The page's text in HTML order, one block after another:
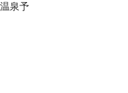
泉予